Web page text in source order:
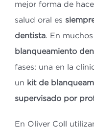
mejor forma de
salud oral es
dentista. En
blanqueamiento
fases: una en la
un kit de
supervisado por
En Oliver Coll